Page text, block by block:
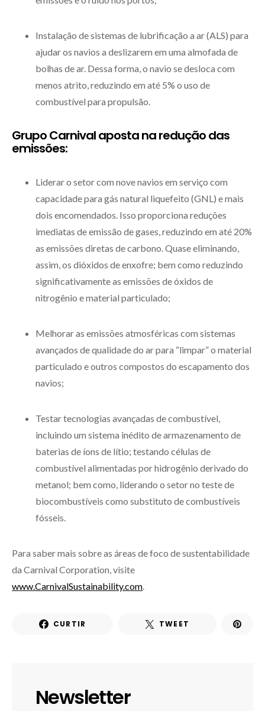
Instalação de sistemas de lubrificação a ar (ALS) para
ajudar os navios a deslizarem em uma almofada de
bolhas de ar. Dessa forma, o navio se desloca com
menos atrito, reduzindo em até 5% o uso de
combustível para propulsão.
Grupo Carnival aposta na redução das
emissões:
Liderar o setor com nove navios em serviço com
capacidade para gás natural liquefeito (GNL) e mais
dois encomendados. Isso proporciona reduções
imediatas de emissão de gases, reduzindo em até 20%
as emissões diretas de carbono. Quase eliminando,
assim, os dióxidos de enxofre; bem como reduzindo
significativamente as emissões de óxidos de
nitrogênio e material particulado;
Melhorar as emissões atmosféricas com sistemas
avançados de qualidade do ar para “limpar” o material
particulado e outros compostos do escapamento dos
navios;
Testar tecnologias avançadas de combustível,
incluindo um sistema inédito de armazenamento de
baterias de íons de lítio; testando células de
combustível alimentadas por hidrogênio derivado do
metanol; bem como, liderando o setor no teste de
biocombustíveis como substituto de combustíveis
fósseis.
Para saber mais sobre as áreas de foco de sustentabilidade
da Carnival Corporation, visite
www.CarnivalSustainability.com
CURTIR TWEET
Newsletter